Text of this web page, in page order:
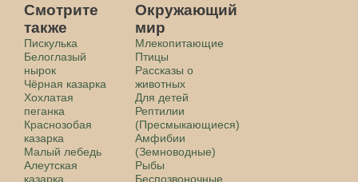
Смотрите
также
Пискулька
Белоглазый
нырок
Чёрная казарка
Хохлатая
пеганка
Краснозобая
казарка
Малый лебедь
Алеутская
казарка
Окружающий
мир
Млекопитающие
Птицы
Рассказы о
животных
Для детей
Рептилии
(Пресмыкающиеся)
Амфибии
(Земноводные)
Рыбы
Беспозвоночные